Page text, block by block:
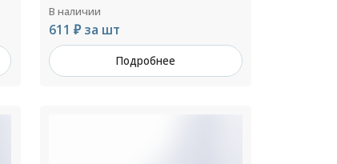
В наличии
611 ₽ за шт
Подробнее